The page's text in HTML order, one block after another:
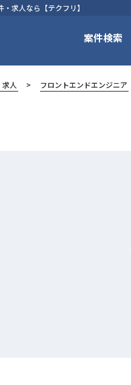
求人なら【テクフリ】
案件検索
人 フロントエンドエンジニア